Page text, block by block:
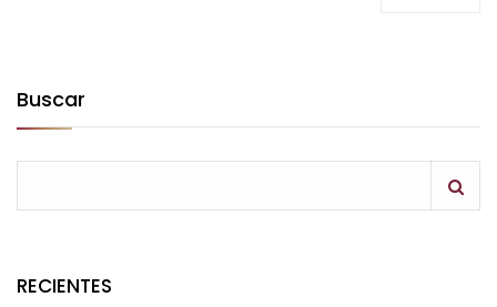
Buscar
RECIENTES